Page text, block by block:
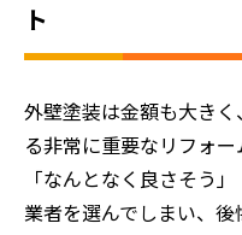
ト
外壁塗装は金額も大き
る非常に重要なリフォー
「なんとなく良さそう
業者を選んでしまい、